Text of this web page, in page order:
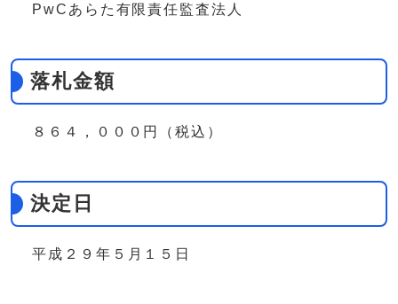
PwCあらた有限責任監査法人
落札金額
８６４，０００円（税込）
決定日
平成２９年５月１５日